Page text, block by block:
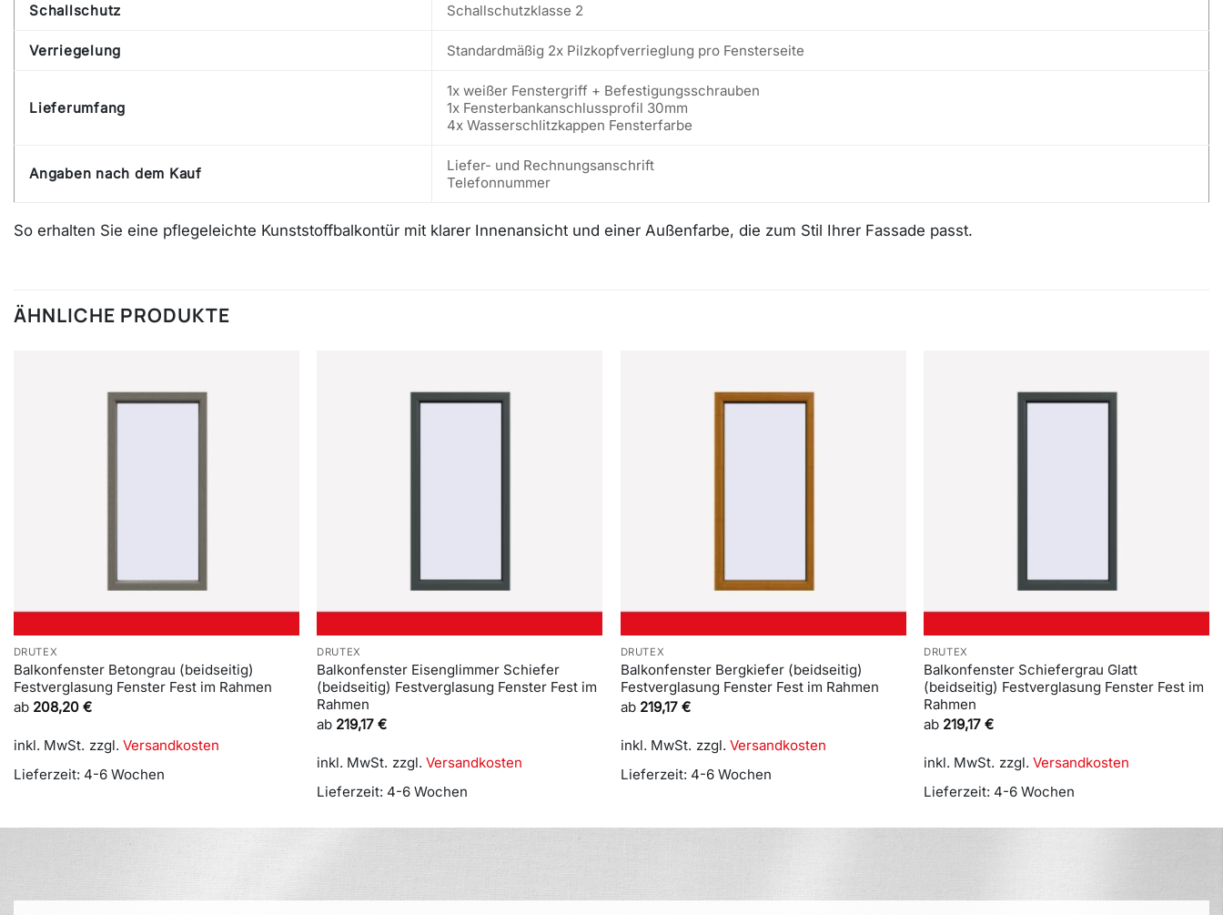
Schallschutz Schallschutzklasse 2
Verriegelung Standardmäßig 2x Pilzkopfverrieglung pro Fensterseite
Lieferumfang
1x weißer Fenstergriff + Befestigungsschrauben
1x Fensterbankanschlussprofil 30mm
4x Wasserschlitzkappen Fensterfarbe
Angaben nach dem Kauf
Liefer- und Rechnungsanschrift
Telefonnummer
So erhalten Sie eine pflegeleichte Kunststoffbalkontür mit klarer Innenansicht und einer Außenfarbe, die zum Stil Ihrer Fassade passt.
ÄHNLICHE PRODUKTE
DRUTEX
Balkonfenster Betongrau (beidseitig)
Festverglasung Fenster Fest im Rahmen
ab 208,20 €
inkl. MwSt. zzgl. Versandkosten
Lieferzeit: 4-6 Wochen
DRUTEX
Balkonfenster Eisenglimmer Schiefer
(beidseitig) Festverglasung Fenster Fest im
Rahmen
ab 219,17€
inkl. MwSt. zzgl.Versandkosten
Lieferzeit: 4-6 Wochen
DRUTEX
Balkonfenster Bergkiefer (beidseitig)
Festverglasung Fenster Fest im Rahmen
ab 219,17 €
inkl. MwSt. zzgl. Versandkosten
Lieferzeit: 4-6 Wochen
DRUTEX
Balkonfenster Schiefergrau Glatt
(beidseitig) Festverglasung Fenster Fest im
Rahmen
ab 219,17€
inkl. MwSt. zzgl.Versandkosten
Lieferzeit: 4-6 Wochen